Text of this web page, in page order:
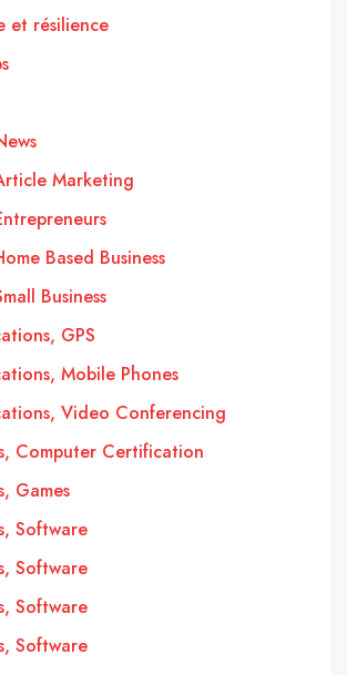
et résilience
Marketing
Based Business
Business
GPS
Mobile Phones
Video Conferencing
Computer Certification
Games
Software
Software
Software
Software